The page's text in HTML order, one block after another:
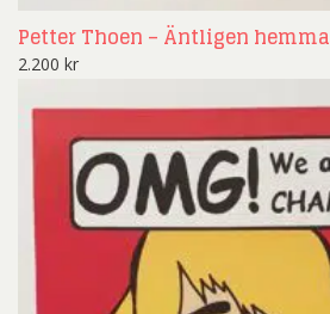
Petter Thoen – Äntligen hemma
2.200 kr